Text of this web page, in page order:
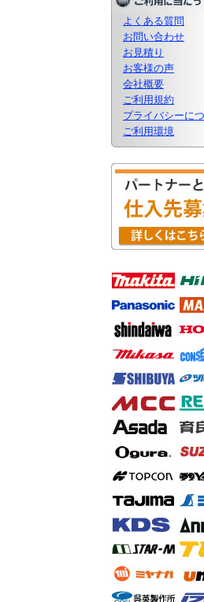
よくある質問
お問い合わせ
お見積り
お客様の声
会社概要
ご利用規約
プライバシーに
ご利用環境